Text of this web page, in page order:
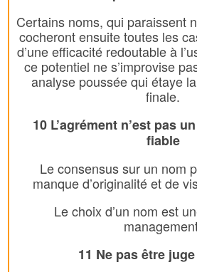
Certains noms, qui paraissent
cocheront ensuite toutes les
d’une efficacité redoutable à
ce potentiel ne s’improvise
analyse poussée qui étaye
finale.
10 L’agrément n’est pas
fiable
Le consensus sur un nom
manque d’originalité et de
Le choix d’un nom est
11 Ne pas être